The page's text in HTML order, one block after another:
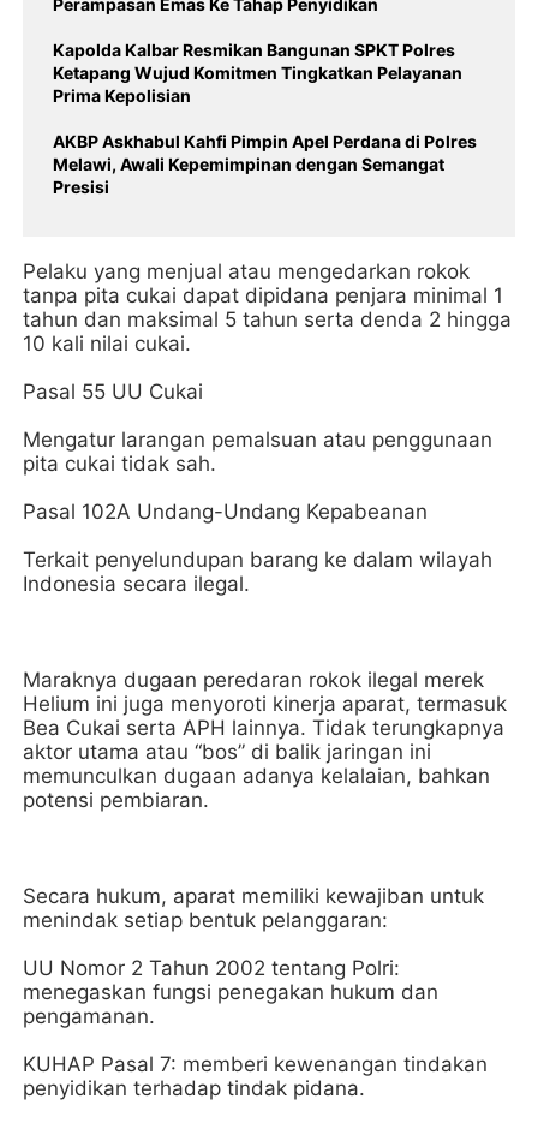
Perampasan Emas Ke Tahap Penyidikan
Kapolda Kalbar Resmikan Bangunan SPKT Polres
Ketapang Wujud Komitmen Tingkatkan Pelayanan
Prima Kepolisian
AKBP Askhabul Kahfi Pimpin Apel Perdana di Polres
Melawi, Awali Kepemimpinan dengan Semangat
Presisi
Pelaku yang menjual atau mengedarkan rokok
tanpa pita cukai dapat dipidana penjara minimal 1
tahun dan maksimal 5 tahun serta denda 2 hingga
10 kali nilai cukai.
Pasal 55 UU Cukai
Mengatur larangan pemalsuan atau penggunaan
pita cukai tidak sah.
Pasal 102A Undang-Undang Kepabeanan
Terkait penyelundupan barang ke dalam wilayah
Indonesia secara ilegal.
Maraknya dugaan peredaran rokok ilegal merek
Helium ini juga menyoroti kinerja aparat, termasuk
Bea Cukai serta APH lainnya. Tidak terungkapnya
aktor utama atau “bos” di balik jaringan ini
memunculkan dugaan adanya kelalaian, bahkan
potensi pembiaran.
Secara hukum, aparat memiliki kewajiban untuk
menindak setiap bentuk pelanggaran:
UU Nomor 2 Tahun 2002 tentang Polri:
menegaskan fungsi penegakan hukum dan
pengamanan.
KUHAP Pasal 7: memberi kewenangan tindakan
penyidikan terhadap tindak pidana.